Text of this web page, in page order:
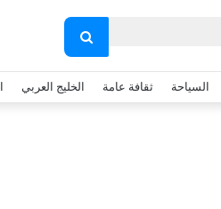
بحث
عن
السياحة ثقافة عامة الخليج العربي